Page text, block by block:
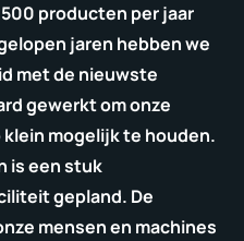
producten per jaar
jaren hebben we
met de nieuwste
gewerkt om onze
mogelijk te houden.
is een stuk
gepland. De
mensen en machines